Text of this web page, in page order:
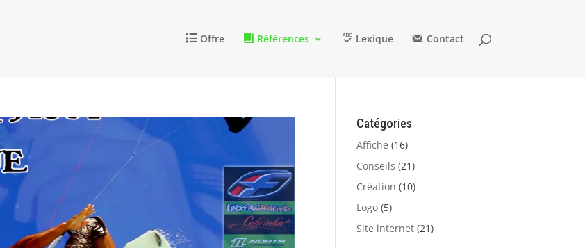
Offre Références Lexique Contact
Catégories
Affiche (16)
Conseils (21)
Création (10)
Logo (5)
Site internet (21)